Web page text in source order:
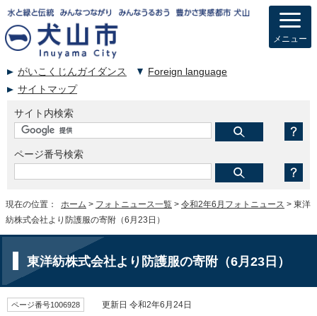
がいこくじんガイダンス
Foreign language
サイトマップ
サイト内検索
ページ番号検索
メニュー
現在の位置： ホーム > フォトニュース一覧 > 令和2年6月フォトニュース > 東洋
紡株式会社より防護服の寄附（6月23日）
東洋紡株式会社より防護服の寄附（6月23日）
ページ番号1006928 更新日 令和2年6月24日